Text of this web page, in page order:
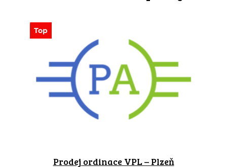
Top
Prodej ordinace VPL – Plzeň